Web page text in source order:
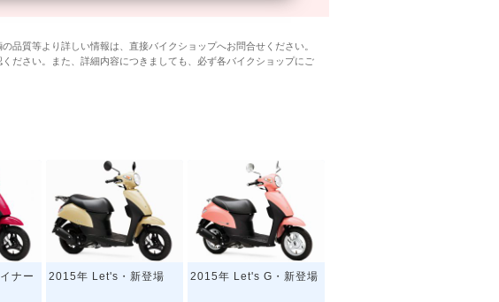
品質等より詳しい情報は、直接バイクショップへお問合せください。
ださい。また、詳細内容につきましても、必ず各バイクショップにご
ナー
2015年 Let's・新登場 2015年 Let's G・新登場